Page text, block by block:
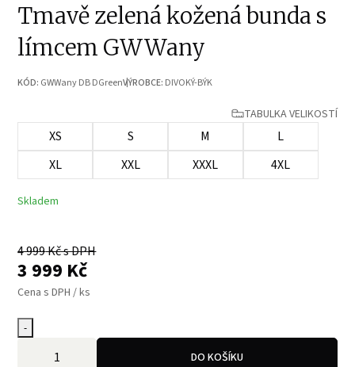
Tmavě zelená kožená bunda s
límcem GWWany
KÓD: GWWany DB DGreenVÝROBCE: DIVOKÝ-BÝK
TABULKA VELIKOSTÍ
XS S M
L
XL
XXL XXXL 4XL
Skladem
4 999Kč s DPH
3 999 Kč
Cena s DPH / ks
-
DO KOŠÍKU